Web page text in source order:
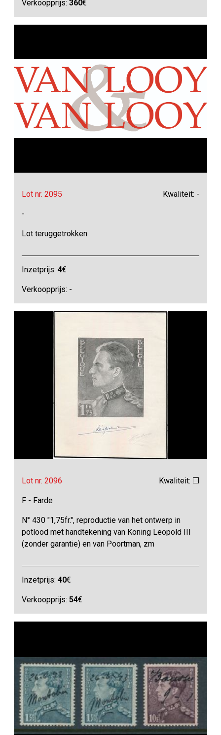
Verkoopprijs:360€
Lot nr. 2095 Kwaliteit: -
-
Lot teruggetrokken
Inzetprijs:4€
Verkoopprijs: -
Lot nr. 2096 Kwaliteit: ❒
F - Farde
N° 430 "1,75fr.", reproductie van het ontwerp in
potlood met handtekening van Koning Leopold III
(zonder garantie) en van Poortman, zm
Inzetprijs:40€
Verkoopprijs:54€